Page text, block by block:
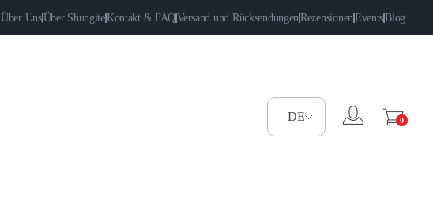
Über UnsÜber ShungiteKontakt & FAQVersand und RücksendungenRezensionenEventsBlog
0